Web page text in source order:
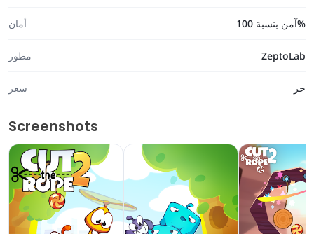
أمان آمن بنسبة 100%
مطور ZeptoLab
سعر حر
Screenshots